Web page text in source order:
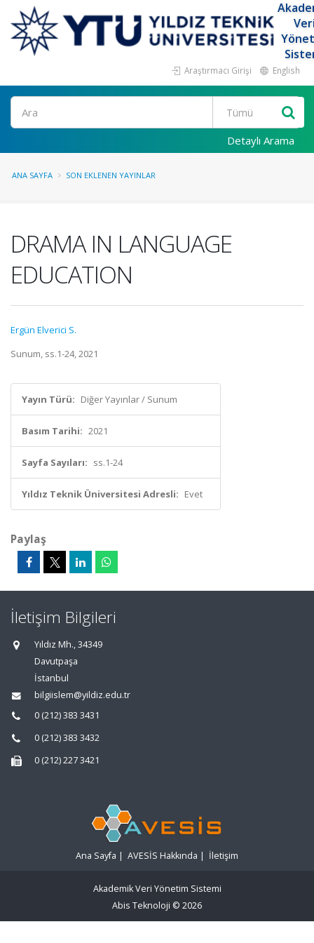
Araştırmacı Girişi English
Ara
Detaylı Arama
ANA SAYFA SON EKLENEN YAYINLAR
DRAMA IN LANGUAGE
EDUCATION
Ergün Elverici S.
Sunum, ss.1-24, 2021
Yayın Türü: Diğer Yayınlar / Sunum
Basım Tarihi: 2021
Sayfa Sayıları: ss.1-24
Yıldız Teknik Üniversitesi Adresli: Evet
Paylaş
İletişim Bilgileri
Yıldız Mh., 34349
Davutpaşa
İstanbul
bilgiislem@yildiz.edu.tr
0 (212) 383 3431
0 (212) 383 3432
0 (212) 227 3421
Ana Sayfa | AVESİS Hakkında | İletişim
Akademik Veri Yönetim Sistemi
Abis Teknoloji © 2026